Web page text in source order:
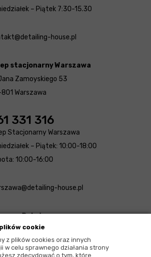
cookie
z plików cookies oraz innych
w celu sprawnego działania strony
zdecydować o tym, które
– Piątek 7:30-15.30
house.pl
stacjonarny Warszawa
Zamoyskiego 53
Warszawa
331 316
Stacjonarny Warszawa
– Piątek: 10:00-18:00
10:00-16:00
house.pl
Rekcin
Sp. z o.o. sp.k.
1